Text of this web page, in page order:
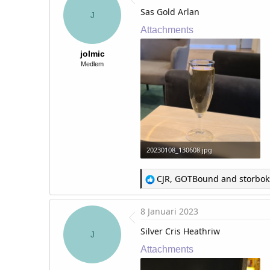
o
s
:
J
jolmic
Medlem
Sas Gold Arlan
Attachments
20230108_130608.jpg
R
a
t
o
s
:
CJR, GOTBound and
J
8 Januari 2023
Silver Cris Heathriw
Attachments